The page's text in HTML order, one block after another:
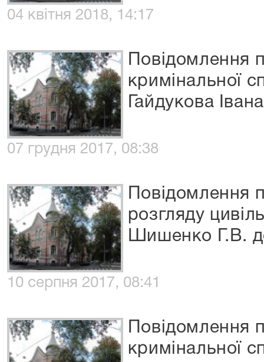
04 квітня 2018, 14:17
Повідомлення
кримінальної
Гайдукова
07 грудня 2017, 08:38
Повідомлення
розгляду
Шишенко Г.В.
10 серпня 2017, 08:41
Повідомлення
кримінальної